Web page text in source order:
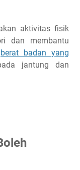
aktivitas fisik
dan membantu
berat badan yang
jantung dan